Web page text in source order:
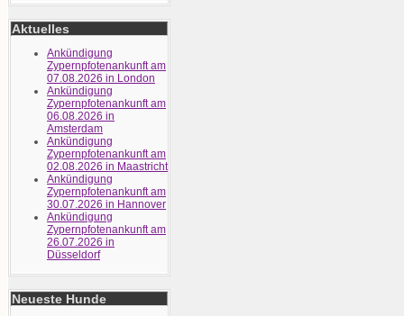
Aktuelles
Ankündigung
Zypernpfotenankunft am
07.08.2026 in London
Ankündigung
Zypernpfotenankunft am
06.08.2026 in
Amsterdam
Ankündigung
Zypernpfotenankunft am
02.08.2026 in Maastricht
Ankündigung
Zypernpfotenankunft am
30.07.2026 in Hannover
Ankündigung
Zypernpfotenankunft am
26.07.2026 in
Düsseldorf
Neueste Hunde